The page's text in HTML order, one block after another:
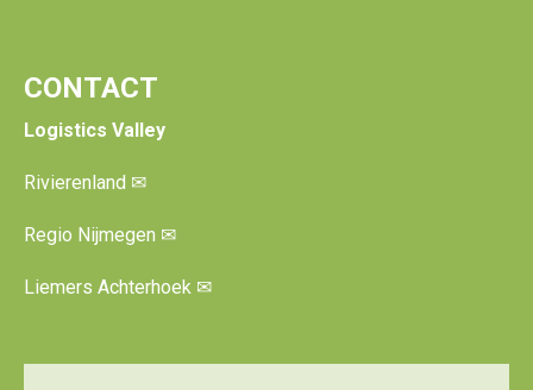
CONTACT
Logistics Valley
Rivierenland ✉
Regio Nijmegen ✉
Liemers Achterhoek ✉